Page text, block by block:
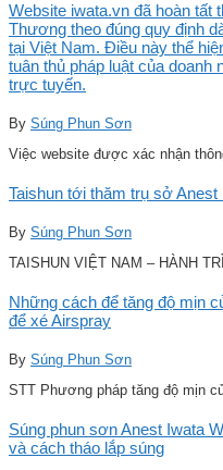
Website iwata.vn đã hoàn tất
Thương theo đúng quy định
tại Việt Nam. Điều này thể
tuân thủ pháp luật của doanh
trực tuyến.
By Súng Phun Sơn
Việc website được xác nhận
Taishun tới thăm trụ sở Anest
By Súng Phun Sơn
TAISHUN VIỆT NAM – HÀNH
Những cách để tăng độ mịn
để xé Airspray
By Súng Phun Sơn
STT Phương pháp tăng độ mịn
Súng phun sơn Anest Iwata
và cách tháo lắp súng